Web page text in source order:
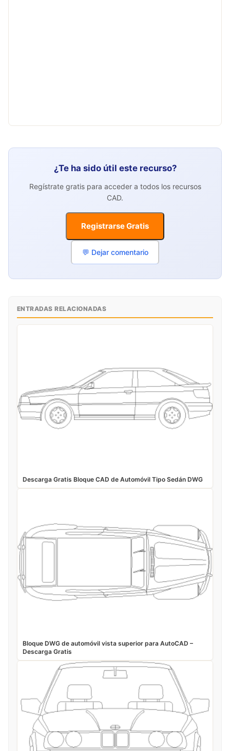
¿Te ha sido útil este recurso?
Regístrate gratis para acceder a todos los recursos
CAD.
Registrarse Gratis
💬 Dejar comentario
ENTRADAS RELACIONADAS
Descarga Gratis Bloque CAD de Automóvil Tipo Sedán DWG
Bloque DWG de automóvil vista superior para AutoCAD –
Descarga Gratis